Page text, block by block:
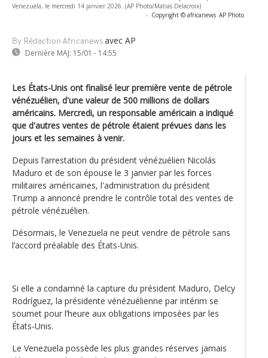
Venezuela, le mercredi 14 janvier 2026. (AP Photo/Matias Delacroix)
- Copyright © africanews AP Photo
By Rédaction Africanews avec AP
Dernière MAJ: 15/01 - 14:55
Les États-Unis ont finalisé leur première vente de pétrole
vénézuélien, d'une valeur de 500 millions de dollars
américains. Mercredi, un responsable américain a indiqué
que d'autres ventes de pétrole étaient prévues dans les
jours et les semaines à venir.
Depuis l’arrestation du président vénézuélien Nicolás
Maduro et de son épouse le 3 janvier par les forces
militaires américaines, l'administration du président
Trump a annoncé prendre le contrôle total des ventes de
pétrole vénézuélien.
Désormais, le Venezuela ne peut vendre de pétrole sans
l’accord préalable des États-Unis.
Si elle a condamné la capture du président Maduro, Delcy
Rodríguez, la présidente vénézuélienne par intérim se
soumet pour l’heure aux obligations imposées par les
États-Unis.
Le Venezuela possède les plus grandes réserves jamais